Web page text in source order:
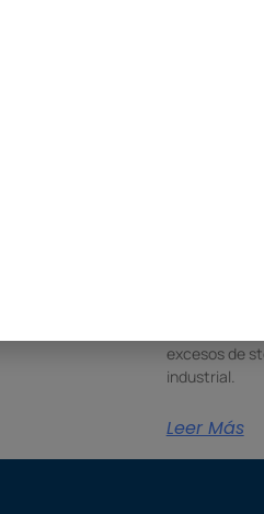
qué
Una gestión
esencial
producción,
excesos de
industrial.
Leer Más